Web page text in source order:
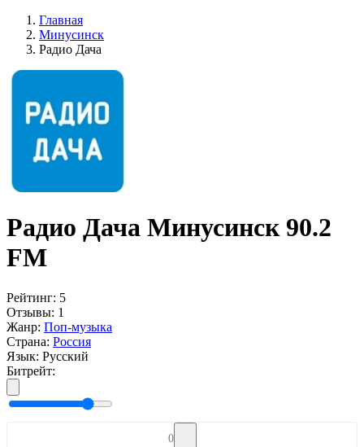
Главная
Минусинск
Радио Дача
Радио Дача Минусинск 90.2
FM
Рейтинг: 5
Отзывы: 1
Жанр: Поп-музыка
Страна: Россия
Язык: Русский
Битрейт:
0